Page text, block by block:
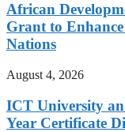
African
Grant to
Nations
August 4, 2026
ICT University
Year Certificate